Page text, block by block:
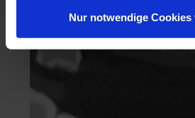
Nur notwendige Cookies